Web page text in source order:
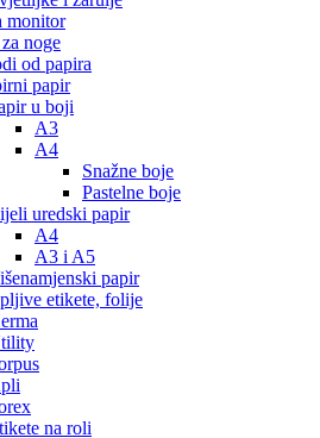
monitor
noge
od papira
papir
u boji
A3
A4
Snažne boje
Pastelne boje
uredski papir
A4
A3 i A5
papir
etikete, folije
na roli